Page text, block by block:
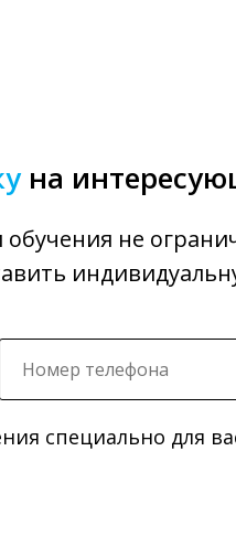
на
не
специально для